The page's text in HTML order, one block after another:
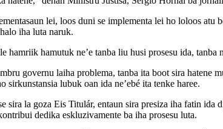
lei, loos duni se implementa lei ho loloos atu
iha luta naruk.
hamriik hamutuk ne’e tanba liu husi prosesu ida,
governu laiha problema, tanba ita boot sira
sirkunstansia lubuk oan ida ne’ebé ita tenke haree.
sira la goza Eis Titulár, entaun sira presiza iha fatin ida
dedika eskluzivamente ba iha prosesu luta.